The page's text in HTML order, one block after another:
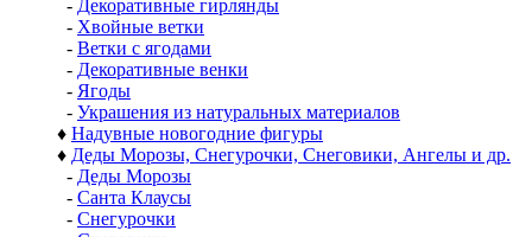
- Декоративные гирлянды
- Хвойные ветки
- Ветки с ягодами
- Декоративные венки
- Ягоды
- Украшения из натуральных материалов
♦ Надувные новогодние фигуры
♦ Деды Морозы, Снегурочки, Снеговики, Ангелы и др.
- Деды Морозы
- Санта Клаусы
- Снегурочки